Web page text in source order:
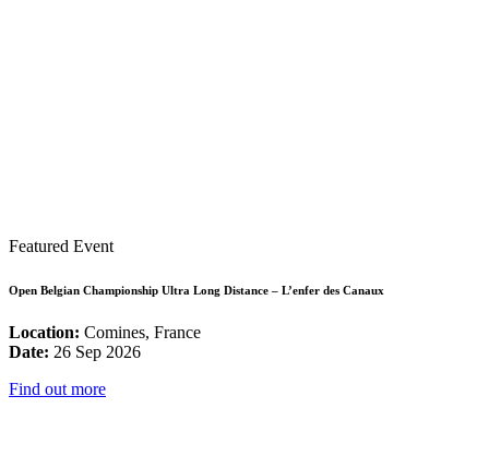
Featured Event
Open Belgian Championship Ultra Long Distance – L’enfer des Canaux
Location: Comines, France
Date: 26 Sep 2026
Find out more